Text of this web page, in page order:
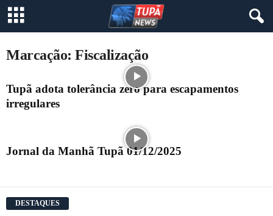
Marcação: Fiscalização
Tupã adota tolerância zero para escapamentos
irregulares
Jornal da Manhã Tupã 01/12/2025
DESTAQUES